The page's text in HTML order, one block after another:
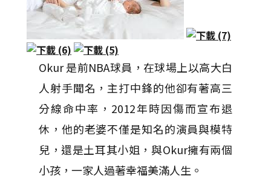
Okur 是前NBA球員，在球場上以高大白
人射手聞名，主打中鋒的他卻有著高三
分線命中率，2012年時因傷而宣布退
休，他的老婆不僅是知名的演員與模特
兒，還是土耳其小姐，與Okur擁有兩個
小孩，一家人過著幸福美滿人生。